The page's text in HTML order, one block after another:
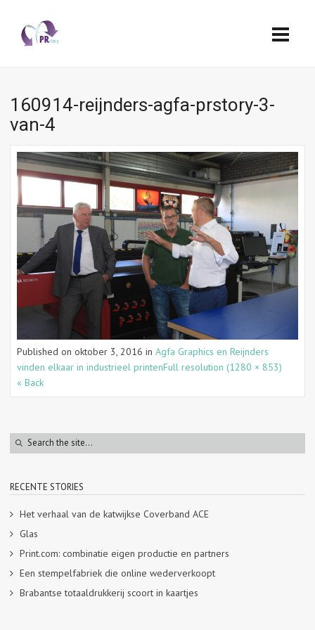
160914-reijnders-agfa-prstory-3-
van-4
Published on oktober 3, 2016 in Agfa Graphics en Reijnders
vinden elkaar in industrieel printenFull resolution (1280 × 853)
« Back
RECENTE STORIES
Het verhaal van de katwijkse Coverband ACE
Glas
Print.com: combinatie eigen productie en partners
Een stempelfabriek die online wederverkoopt
Brabantse totaaldrukkerij scoort in kaartjes